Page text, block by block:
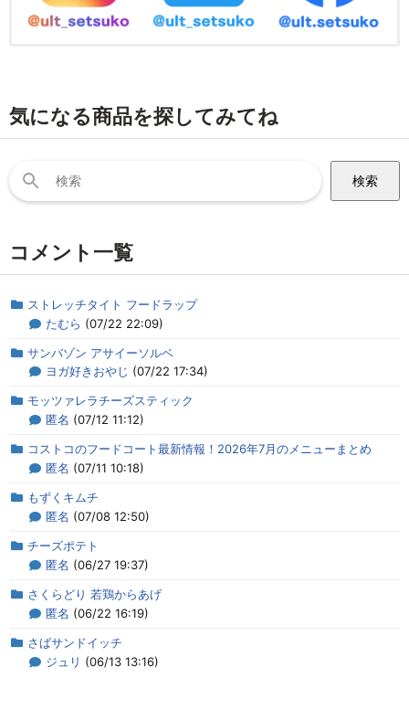
気になる商品を探してみてね
索:
コメント一覧
ストレッチタイト フードラップ
たむら (07/22 22:09)
サンバゾン アサイーソルベ
ヨガ好きおやじ (07/22 17:34)
モッツァレラチーズスティック
匿名 (07/12 11:12)
コストコのフードコート最新情報！2026年7月のメニューまとめ
匿名 (07/11 10:18)
もずくキムチ
匿名 (07/08 12:50)
チーズポテト
匿名 (06/27 19:37)
さくらどり 若鶏からあげ
匿名 (06/22 16:19)
さばサンドイッチ
ジュリ (06/13 13:16)